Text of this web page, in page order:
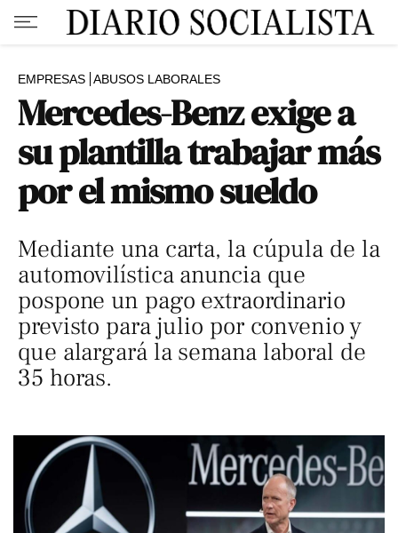
EMPRESAS ABUSOS LABORALES
Mercedes-Benz exige a
su plantilla trabajar más
por el mismo sueldo
Mediante una carta, la cúpula de la
automovilística anuncia que
pospone un pago extraordinario
previsto para julio por convenio y
que alargará la semana laboral de
35 horas.